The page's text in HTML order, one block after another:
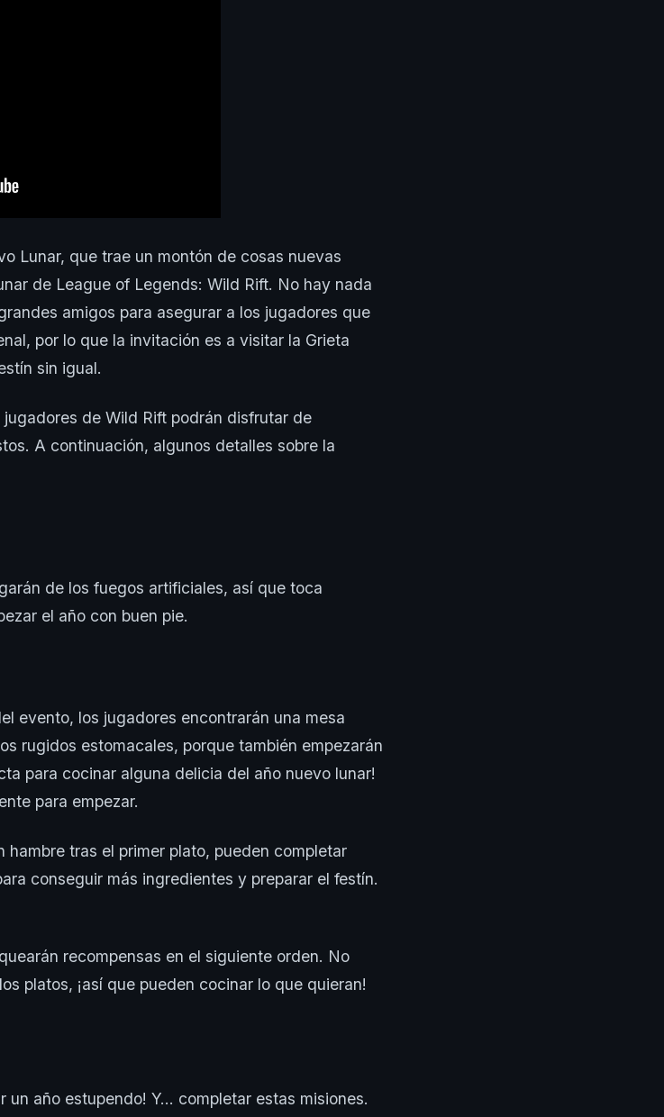
Lunar, que trae un montón de cosas nuevas
de League of Legends: Wild Rift. No hay nada
amigos para asegurar a los jugadores que
por lo que la invitación es a visitar la Grieta
sin igual.
de Wild Rift podrán disfrutar de
A continuación, algunos detalles sobre la
de los fuegos artificiales, así que toca
el año con buen pie.
evento, los jugadores encontrarán una mesa
rugidos estomacales, porque también empezarán
para cocinar alguna delicia del año nuevo lunar!
para empezar.
tras el primer plato, pueden completar
conseguir más ingredientes y preparar el festín.
recompensas en el siguiente orden. No
platos, ¡así que pueden cocinar lo que quieran!
un año estupendo! Y… completar estas misiones.